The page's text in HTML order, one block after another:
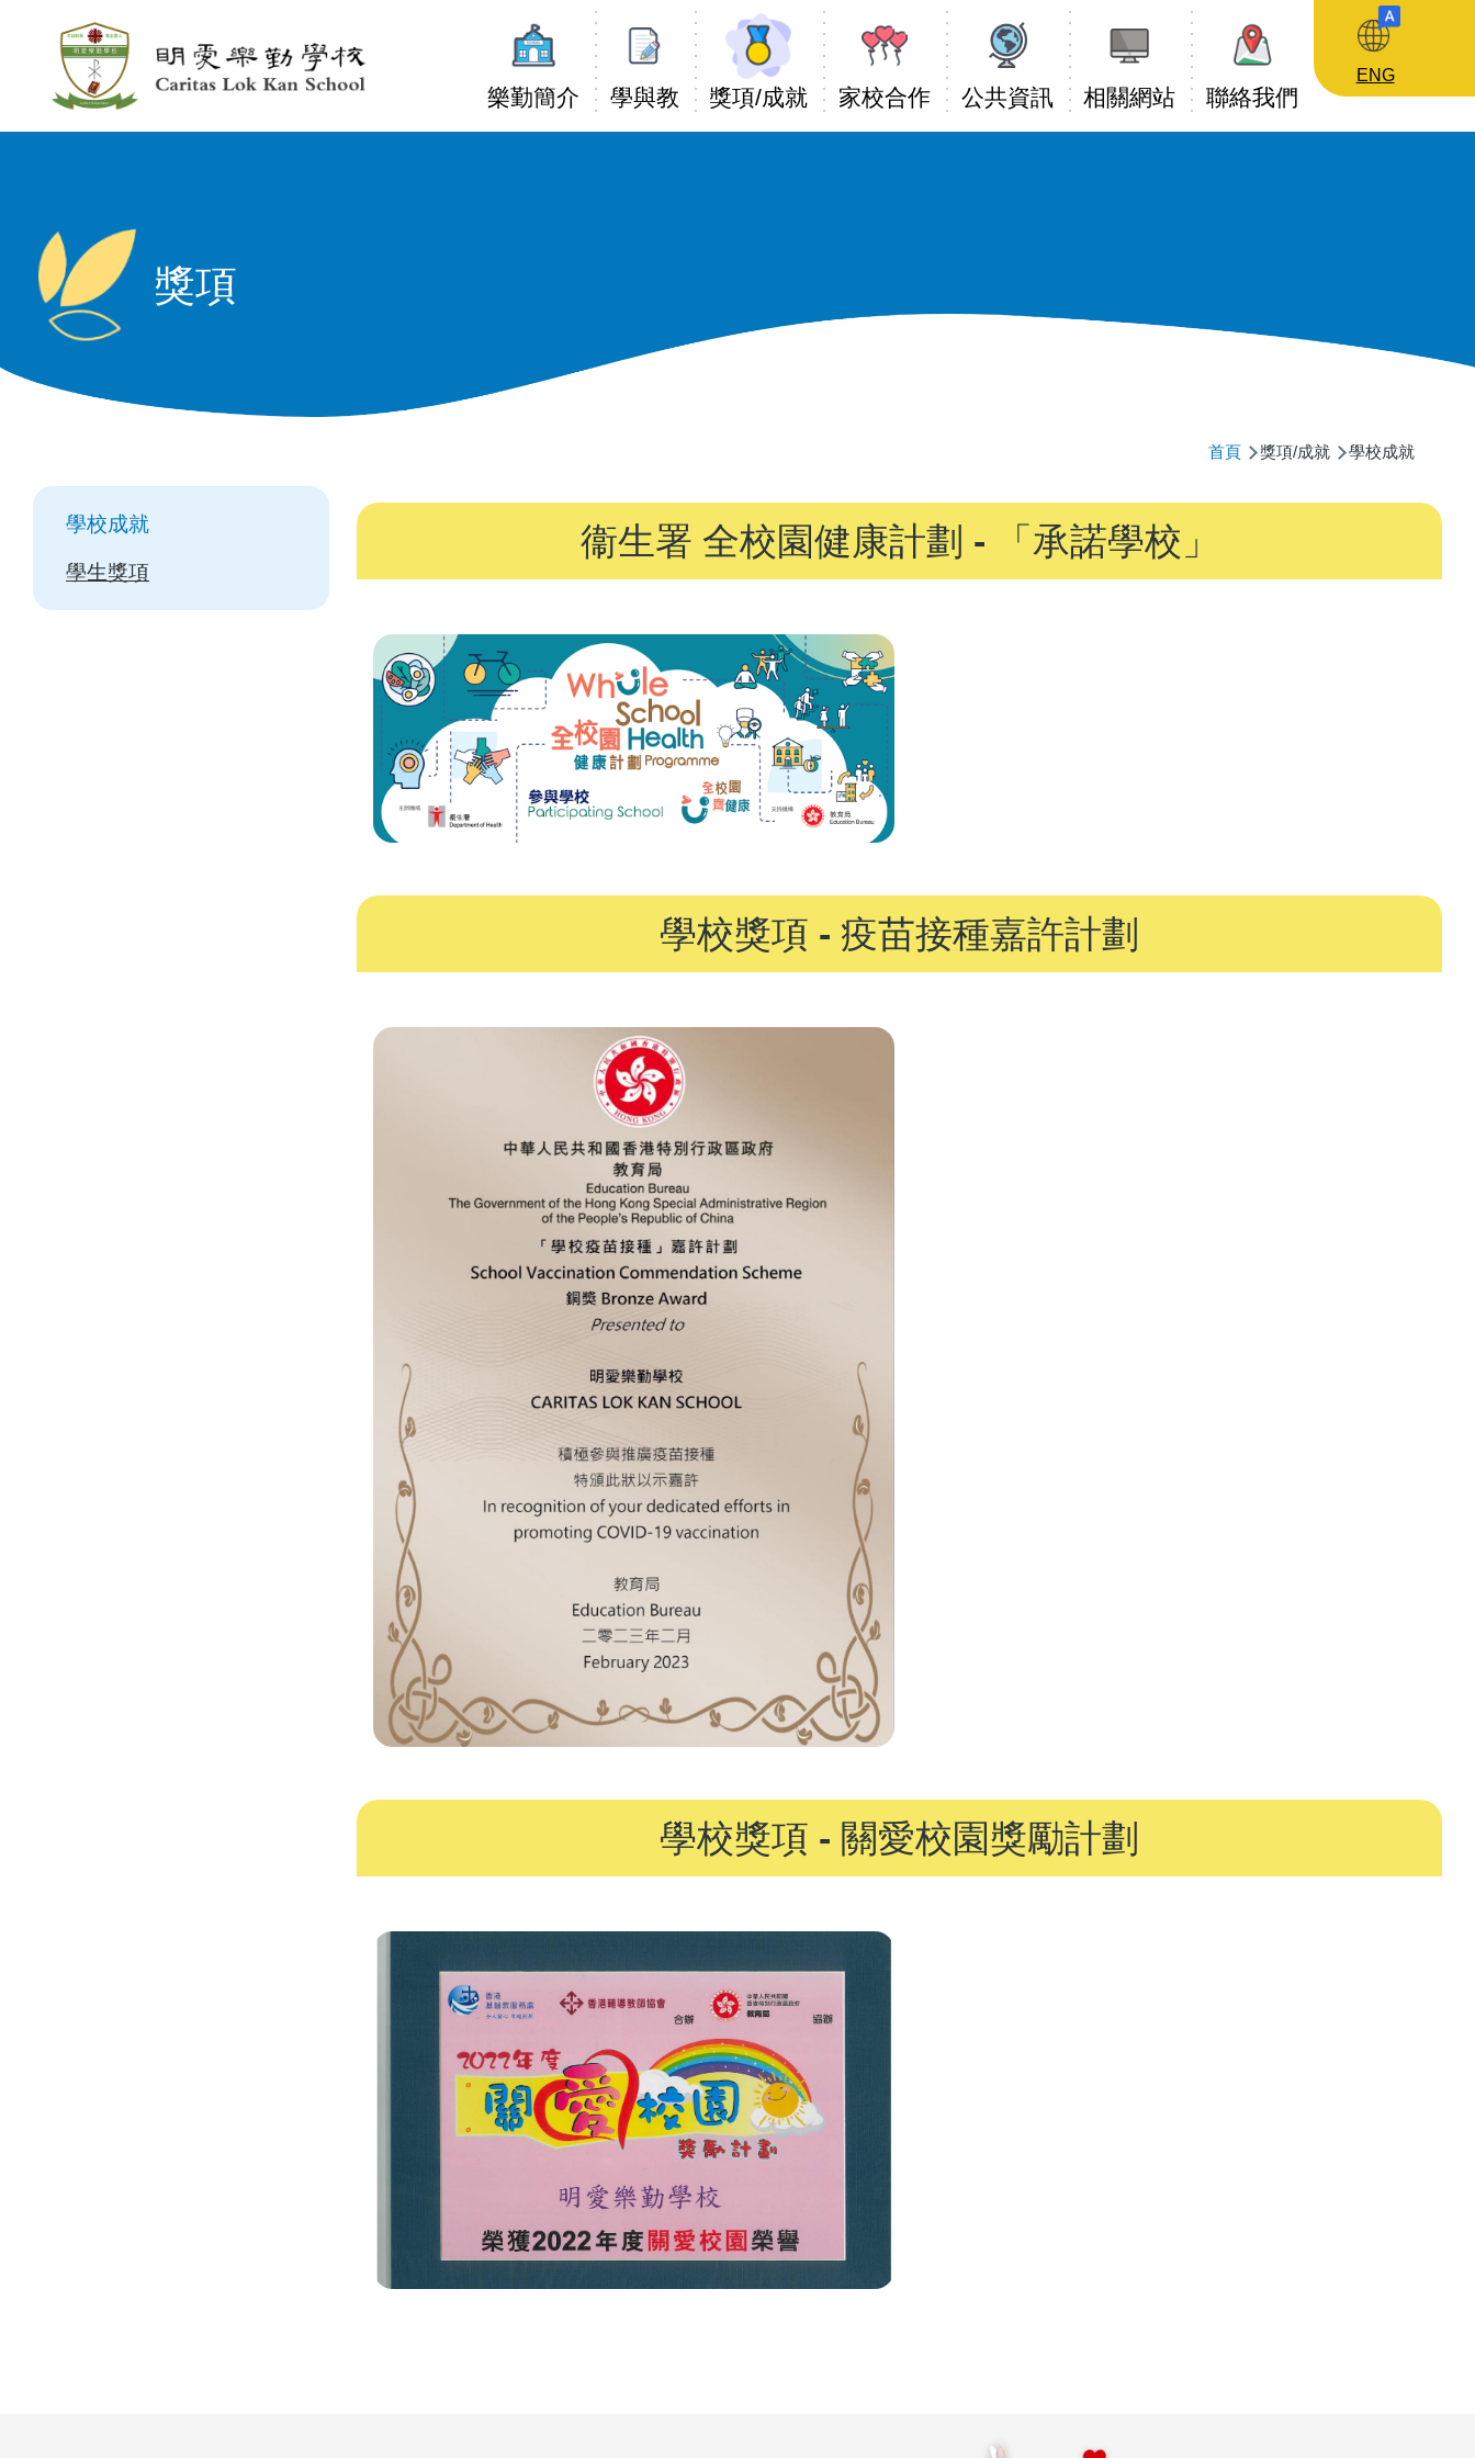
移至主內容
Main
navigation
樂勤簡介 學與教 獎項/成就 家校合作 公共資訊 相關網站 聯絡我們
ENG
獎項
航
連
首頁 獎項/成就 學校成就
衞生署 全校園健康計劃 - 「承諾學校」
學校獎項 - 疫苗接種嘉許計劃
學校獎項 - 關愛校園獎勵計劃
Main
navigation
學校成就
學生獎項